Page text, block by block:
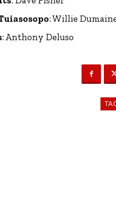
: Willie
: Anthony Deluso